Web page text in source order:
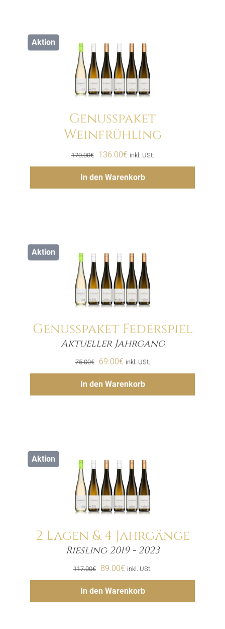
Aktion
Genusspaket
Weinfrühling
170.00€
Ursprünglicher
Preis
war:
136.00€Aktueller
Preis
ist:
inkl. USt.
In den Warenkorb
Menge
Hinzufügen
Aktion
Genusspaket Federspiel
Aktueller Jahrgang
75.00€
Ursprünglicher
Preis
war:
69.00€Aktueller
Preis
ist:
inkl. USt.
In den Warenkorb
Menge
Hinzufügen
Aktion
2 Lagen & 4 Jahrgänge
Riesling 2019 - 2023
117.00€
Ursprünglicher
Preis
war:
89.00€ Aktueller
Preis
ist:
inkl. USt.
In den Warenkorb
Menge
Hinzufügen